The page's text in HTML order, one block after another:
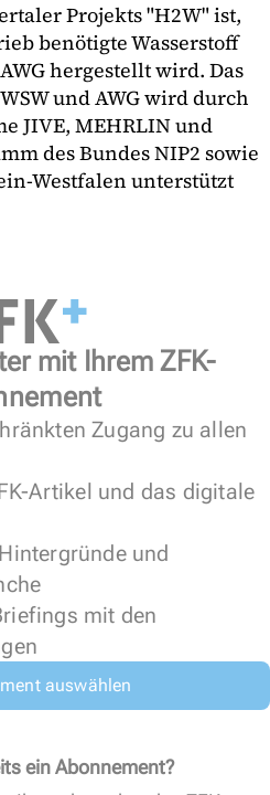
Projekts "H2W" ist,
benötigte Wasserstoff
hergestellt wird. Das
und AWG wird durch
JIVE, MEHRLIN und
des Bundes NIP2 sowie
Westfalen unterstützt
mit Ihrem ZFK-
Zugang zu allen
Artikel und das digitale
und
mit den
auswählen
ein Abonnement?